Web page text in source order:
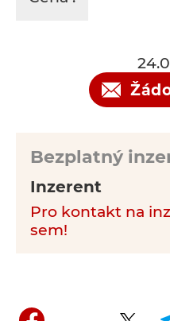
Bezplatný
Inzerent
Pro kontakt na
sem!